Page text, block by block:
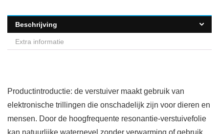
Beschrijving
Extra informatie
Productintroductie: de verstuiver maakt gebruik van
elektronische trillingen die onschadelijk zijn voor dieren en
mensen. Door de hoogfrequente resonantie-verstuivefolie